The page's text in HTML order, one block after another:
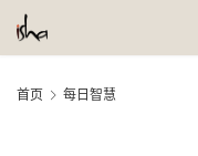
首页 每日智慧